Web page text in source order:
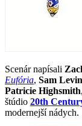
Scenár napísali
Eufória, Sam
Patricie Highsmith
štúdio 20th
modernejší nádych.